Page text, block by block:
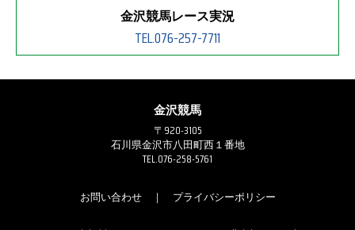
金沢競馬レース実況
TEL.076-257-7711
金沢競馬
〒920-3105
石川県金沢市八田町西１番地
TEL.076-258-5761
お問い合わせ｜ プライバシーポリシー